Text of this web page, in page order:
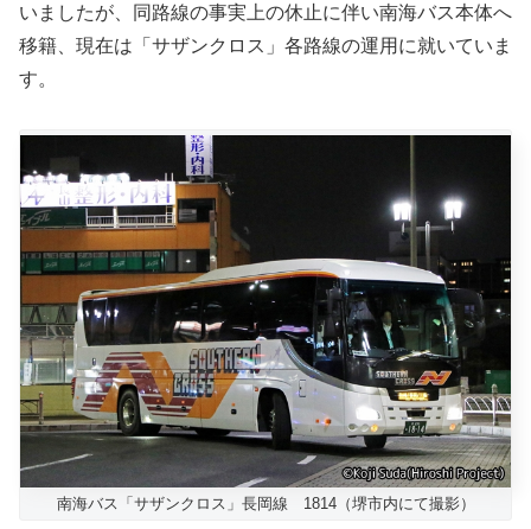
いましたが、同路線の事実上の休止に伴い南海バス本体へ
移籍、現在は「サザンクロス」各路線の運用に就いていま
す。
南海バス「サザンクロス」長岡線 1814（堺市内にて撮影）